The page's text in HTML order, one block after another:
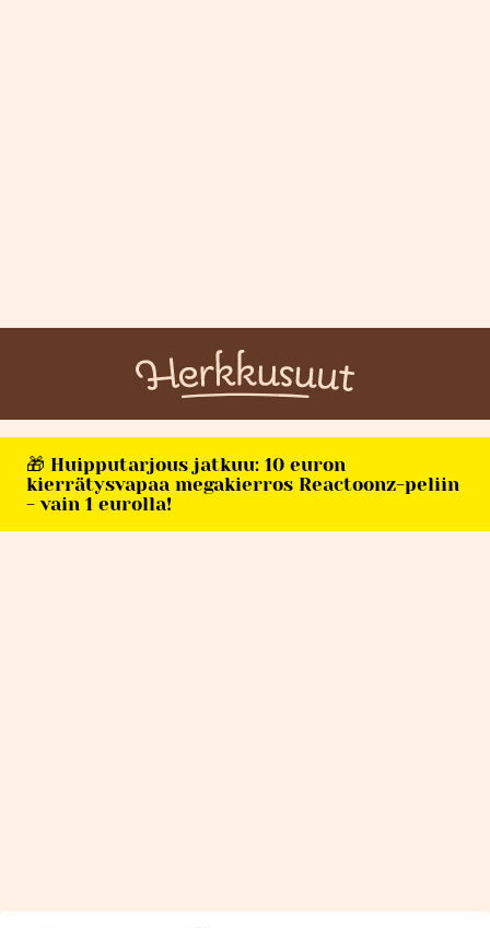
🎁 Huipputarjous jatkuu: 10 euron
kierrätysvapaa megakierros Reactoonz-peliin
- vain 1 eurolla!